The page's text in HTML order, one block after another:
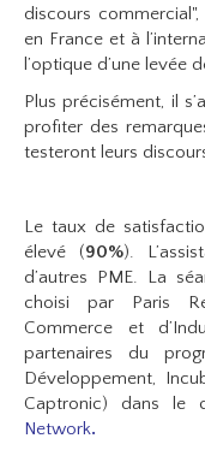
discours
en France et à
l’optique d’une levée
Plus précisément, il
profiter des
testeront leurs
Le taux de
élevé (90%).
d’autres PME. La
choisi par Paris
Commerce et
partenaires du
Développement,
Captronic) dans le
Network.